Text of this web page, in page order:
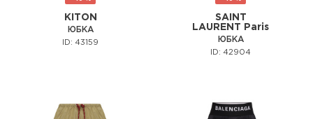
KITON
ЮБКА
ID: 43159
SAINT
LAURENT Paris
ЮБКА
ID: 42904